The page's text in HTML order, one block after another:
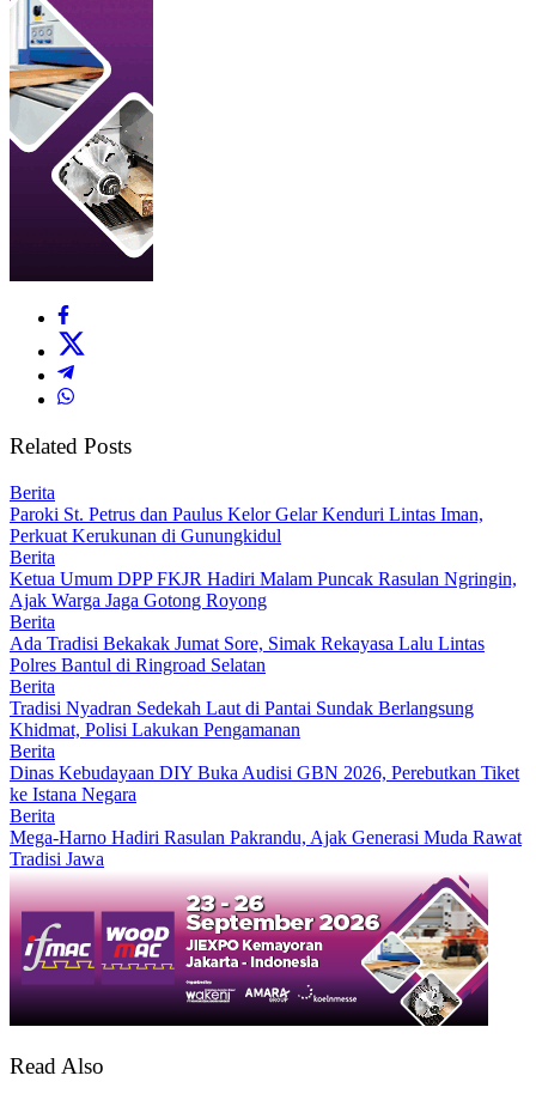
Related Posts
Berita
Paroki St. Petrus dan Paulus Kelor Gelar Kenduri Lintas Iman,
Perkuat Kerukunan di Gunungkidul
Berita
Ketua Umum DPP FKJR Hadiri Malam Puncak Rasulan Ngringin,
Ajak Warga Jaga Gotong Royong
Berita
Ada Tradisi Bekakak Jumat Sore, Simak Rekayasa Lalu Lintas
Polres Bantul di Ringroad Selatan
Berita
Tradisi Nyadran Sedekah Laut di Pantai Sundak Berlangsung
Khidmat, Polisi Lakukan Pengamanan
Berita
Dinas Kebudayaan DIY Buka Audisi GBN 2026, Perebutkan Tiket
ke Istana Negara
Berita
Mega-Harno Hadiri Rasulan Pakrandu, Ajak Generasi Muda Rawat
Tradisi Jawa
Read Also